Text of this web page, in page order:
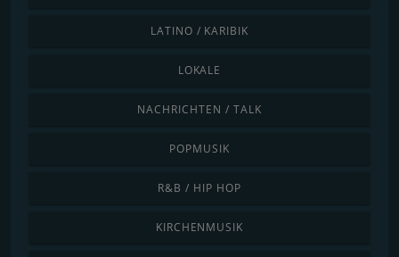
LATINO / KARIBIK
LOKALE
NACHRICHTEN / TALK
POPMUSIK
R&B / HIP HOP
KIRCHENMUSIK